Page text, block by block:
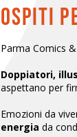
ospiti
Parma Comics
Doppiatori,
aspettano per
Emozioni da
energia da